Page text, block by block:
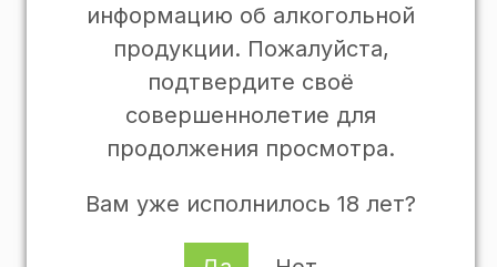
Программа лояльности
Подарочные карты
Подарочные корзины
Доставка и оплата
Рецепты
Популярные категории
Готовая еда
информацию об алкогольной
продукции. Пожалуйста,
подтвердите своё
совершеннолетие для
продолжения просмотра.
Вам уже исполнилось 18 лет?